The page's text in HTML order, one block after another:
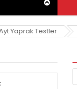
Yaprak Testler